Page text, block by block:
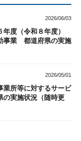
2026/06/03
年度（令和８年度）
事業 都道府県の実施
2026/05/01
業所等に対するサービ
実施状況（随時更